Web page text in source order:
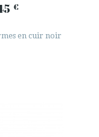
€
en cuir noir